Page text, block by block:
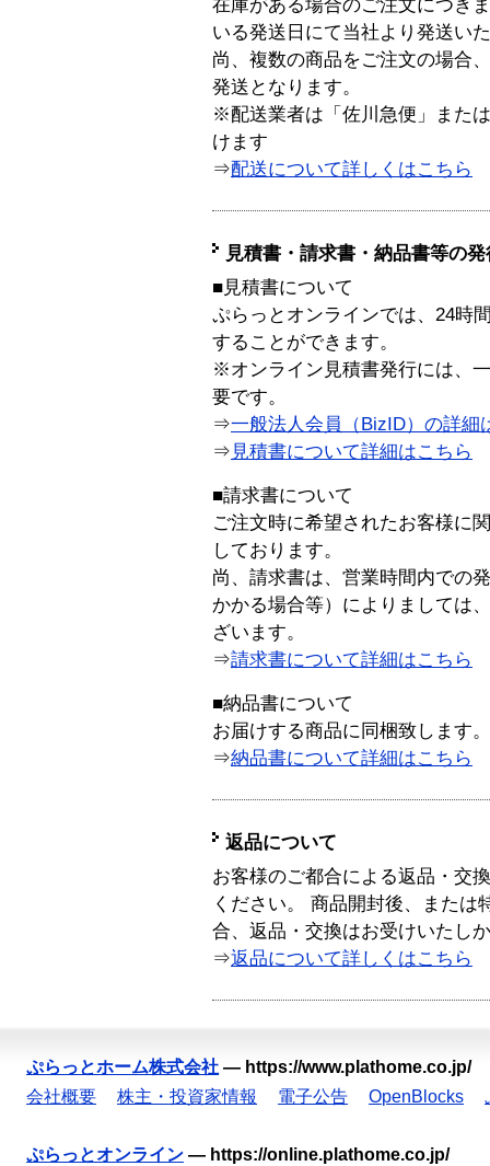
在庫がある場合のご注文につき
いる発送日にて当社より発送い
尚、複数の商品をご注文の場合
発送となります。
※配送業者は「佐川急便」また
けます
⇒配送について詳しくはこちら
見積書・請求書・納品書等の
■見積書について
ぷらっとオンラインでは、24時
することができます。
※オンライン見積書発行には、
要です。
⇒一般法人会員（BizID）の詳細
⇒ 見積書について詳細はこちら
■請求書について
ご注文時に希望されたお客様に
しております。
尚、請求書は、営業時間内での
かかる場合等）によりましては
ざいます。
⇒請求書について詳細はこちら
■納品書について
お届けする商品に同梱致します。
⇒納品書について詳細はこちら
返品について
お客様のご都合による返品・交
ください。 商品開封後、または
合、返品・交換はお受けいたし
⇒返品について詳しくはこちら
ぷらっとホーム株式会社 — https://www.plathome.co.jp/
会社概要
株主・投資家情報 電子公告 OpenBlocks
ぷらっとオンライン — https://online.plathome.co.jp/